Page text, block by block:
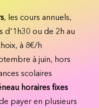
, les cours annuels,
d'1h30 ou de 2h au
à 8€/h
à juin, hors
scolaires
horaires fixes
payer en plusieurs